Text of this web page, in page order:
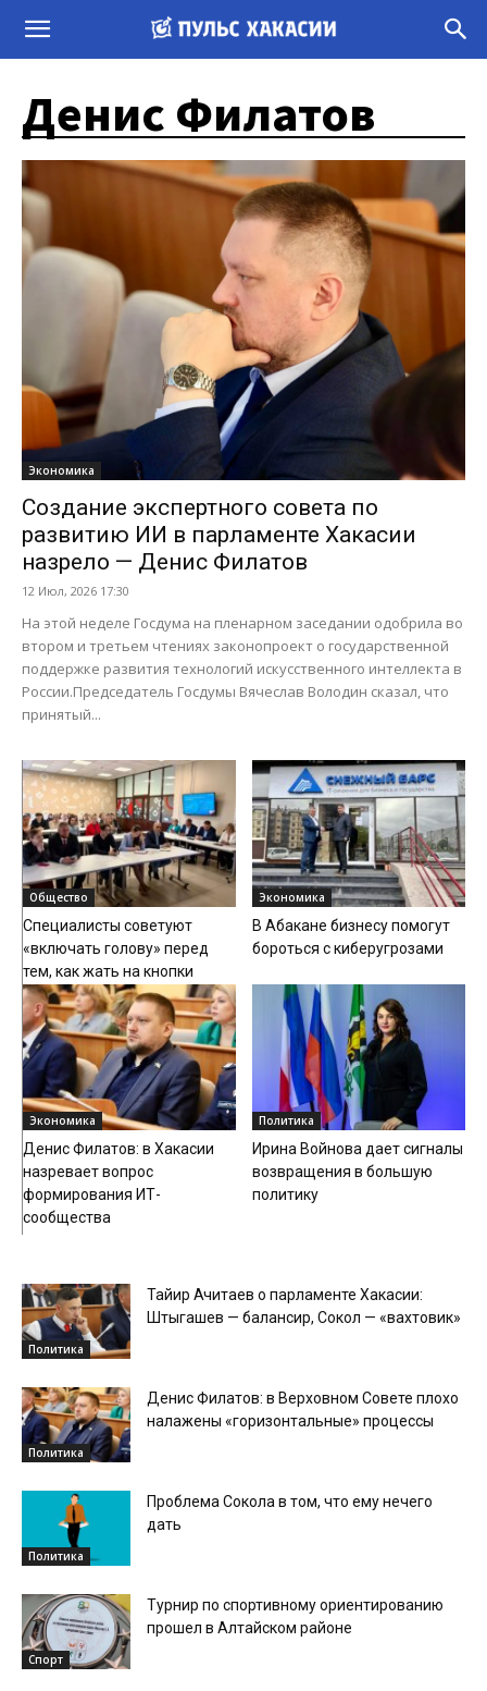
Денис Филатов
Экономика
Создание экспертного совета по
развитию ИИ в парламенте Хакасии
назрело — Денис Филатов
12 Июл, 2026 17:30
На этой неделе Госдума на пленарном заседании одобрила во
втором и третьем чтениях законопроект о государственной
поддержке развития технологий искусственного интеллекта в
России.Председатель Госдумы Вячеслав Володин сказал, что
принятый...
Общество
Специалисты советуют
«включать голову» перед
тем, как жать на кнопки
Экономика
В Абакане бизнесу помогут
бороться с киберугрозами
Экономика
Денис Филатов: в Хакасии
назревает вопрос
формирования ИТ-
сообщества
Политика
Ирина Войнова дает сигналы
возвращения в большую
политику
Политика
Тайир Ачитаев о парламенте Хакасии:
Штыгашев — балансир, Сокол — «вахтовик»
Политика
Денис Филатов: в Верховном Совете плохо
налажены «горизонтальные» процессы
Политика
Проблема Сокола в том, что ему нечего
дать
Спорт
Турнир по спортивному ориентированию
прошел в Алтайском районе